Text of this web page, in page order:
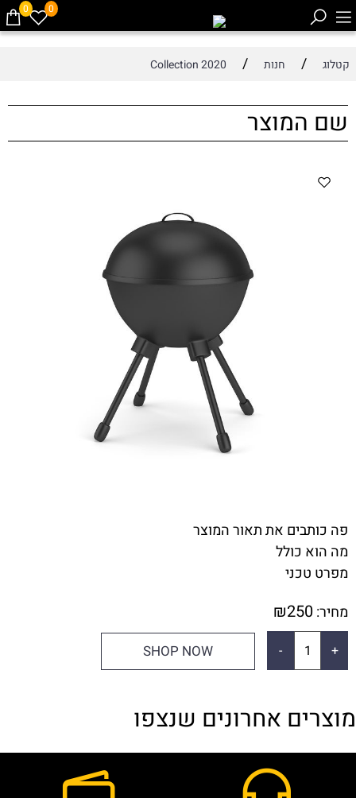
0 0
קטלוג / חנות /
Collection 2020
שם המוצר
פה כותבים את תאור המוצר
מה הוא כולל
מפרט טכני
מחיר:
₪250
SHOP NOW
מוצרים אחרונים שנצפו